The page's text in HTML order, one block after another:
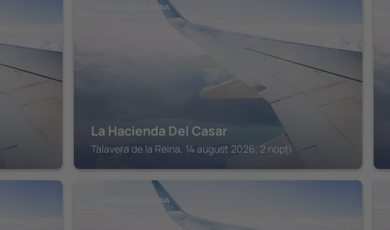
TALAVERA DE LA REINA
La Hacienda Del Casar
Talavera de la Reina, 14 august 2026, 2 nopți
TALAVERA DE LA REINA